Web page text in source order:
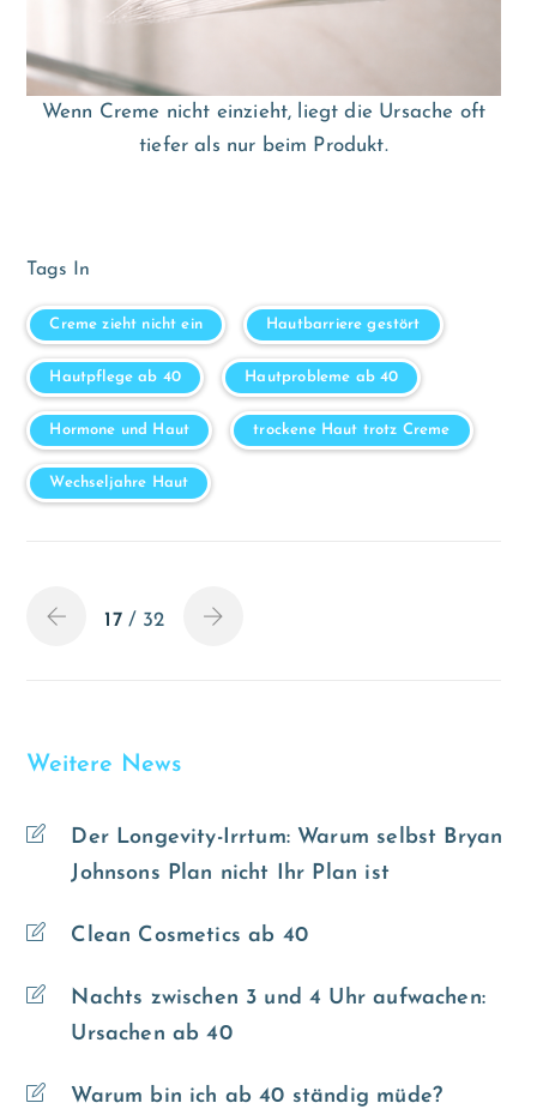
Wenn Creme nicht einzieht, liegt die Ursache oft
tiefer als nur beim Produkt.
Tags In
Creme zieht nicht ein Hautbarriere gestört
Hautpflege ab 40 Hautprobleme ab 40
Hormone und Haut trockene Haut trotz Creme
Wechseljahre Haut
17/ 32
Weitere News
Der Longevity-Irrtum: Warum selbst Bryan
Johnsons Plan nicht Ihr Plan ist
Clean Cosmetics ab 40
Nachts zwischen 3 und 4 Uhr aufwachen:
Ursachen ab 40
Warum bin ich ab 40 ständig müde?